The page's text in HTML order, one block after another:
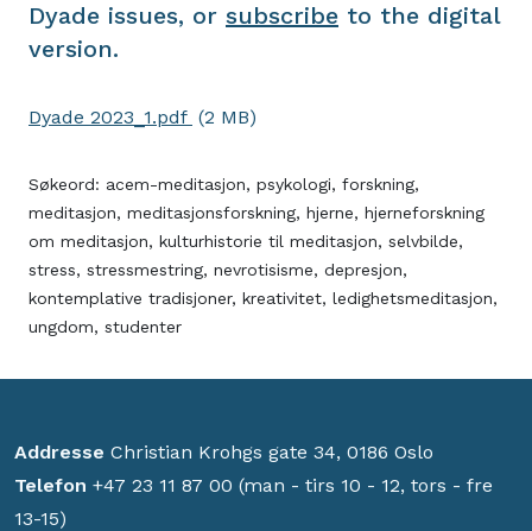
Dyade issues, or subscribe to the digital
version.
Dyade 2023_1.pdf (2 MB)
Søkeord: acem-meditasjon, psykologi, forskning,
meditasjon, meditasjonsforskning, hjerne, hjerneforskning
om meditasjon, kulturhistorie til meditasjon, selvbilde,
stress, stressmestring, nevrotisisme, depresjon,
kontemplative tradisjoner, kreativitet, ledighetsmeditasjon,
ungdom, studenter
Addresse Christian Krohgs gate 34, 0186 Oslo
Telefon +47 23 11 87 00 (man - tirs 10 - 12, tors - fre
13-15)